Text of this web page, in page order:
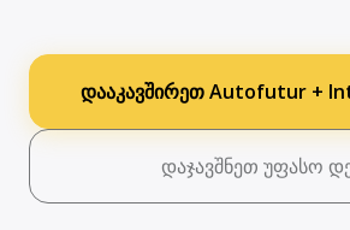
დააკავშირეთ Autofutur +
დაჯავშნეთ უფასო